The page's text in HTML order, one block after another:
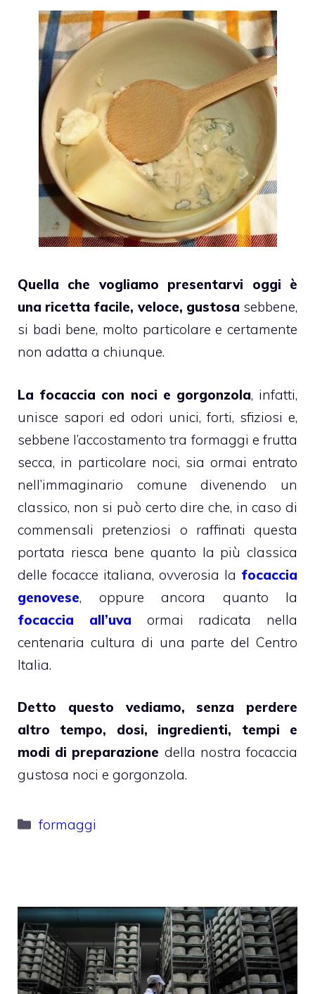
Quella che vogliamo presentarvi oggi è
una ricetta facile, veloce, gustosa sebbene,
si badi bene, molto particolare e certamente
non adatta a chiunque.
La focaccia con noci e gorgonzola, infatti,
unisce sapori ed odori unici, forti, sfiziosi e,
sebbene l’accostamento tra formaggi e frutta
secca, in particolare noci, sia ormai entrato
nell’immaginario comune divenendo un
classico, non si può certo dire che, in caso di
commensali pretenziosi o raffinati questa
portata riesca bene quanto la più classica
delle focacce italiana, ovverosia la focaccia
genovese, oppure ancora quanto la
focaccia all’uva ormai radicata nella
centenaria cultura di una parte del Centro
Italia.
Detto questo vediamo, senza perdere
altro tempo, dosi, ingredienti, tempi e
modi di preparazione della nostra focaccia
gustosa noci e gorgonzola.
Categorie
formaggi